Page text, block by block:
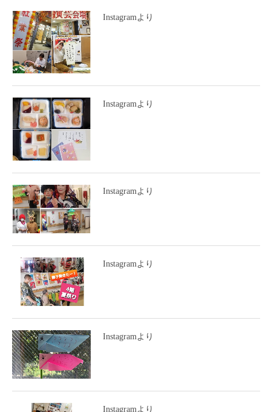
Instagramより
Instagramより
Instagramより
Instagramより
Instagramより
Instagramより